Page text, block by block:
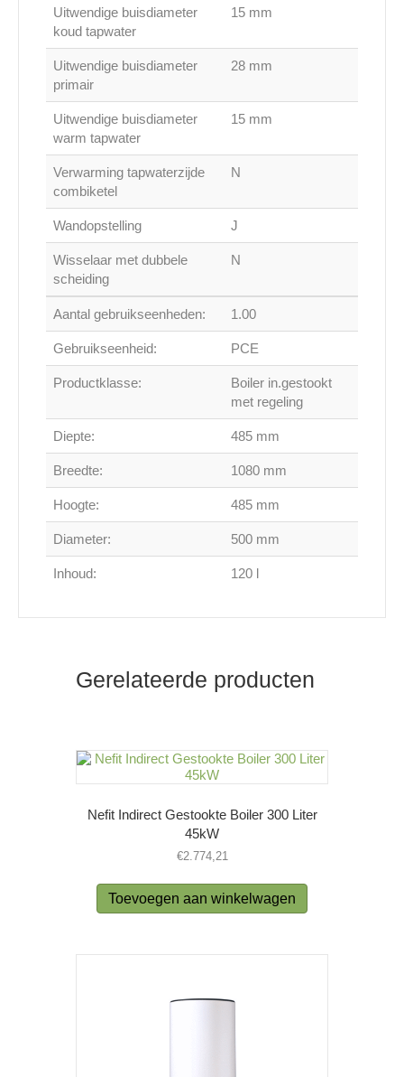
Uitwendige buisdiameter
koud tapwater
15 mm
Uitwendige buisdiameter
primair
28 mm
Uitwendige buisdiameter
warm tapwater
15 mm
Verwarming tapwaterzijde
combiketel
N
Wandopstelling J
Wisselaar met dubbele
scheiding
N
Aantal gebruikseenheden: 1.00
Gebruikseenheid: PCE
Productklasse:
Boiler in.gestookt
met regeling
Diepte: 485 mm
Breedte: 1080 mm
Hoogte: 485 mm
Diameter: 500 mm
Inhoud: 120 l
Gerelateerde producten
Nefit Indirect Gestookte Boiler 300 Liter
45kW
€2.774,21
Toevoegen aan winkelwagen